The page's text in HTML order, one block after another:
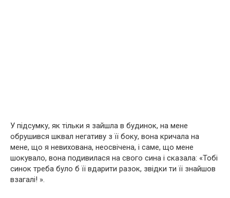
У підсумку, як тільки я зайшла в будинок, на мене
обрушився шквал негативу з її боку, вона кричала на
мене, що я невихована, неосвічена, і саме, що мене
шокувало, вона подивилася на свого сина і сказала: «Тобі
синок треба було б її вдарити разок, звідки ти її знайшов
взагалі! ».